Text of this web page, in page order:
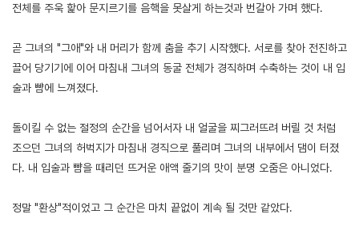
전체를 주욱 핥아 문지르기를 음핵을 못살게 하는것과 번갈아 가며 했다.
곧 그녀의 "그애"와 내 머리가 함께 춤을 추기 시작했다. 서로를 찾아 전진하고
끌어 당기기에 이어 마침내 그녀의 동굴 전체가 경직하며 수축하는 것이 내 입
술과 뺨에 느껴졌다.
돌이킬 수 없는 절정의 순간을 넘어서자 내 얼굴을 찌그러뜨려 버릴 것 처럼
조으던 그녀의 허벅지가 마침내 경직으로 풀리며 그녀의 내부에서 댐이 터졌
다. 내 입술과 뺨을 때리던 뜨거운 애액 줄기의 맛이 분명 오줌은 아니었다.
정말 "환상"적이었고 그 순간은 마치 끝없이 계속 될 것만 같았다.